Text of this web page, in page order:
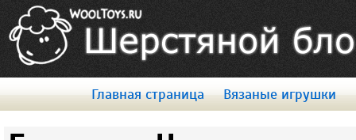
Главная страница Вязаные игрушки